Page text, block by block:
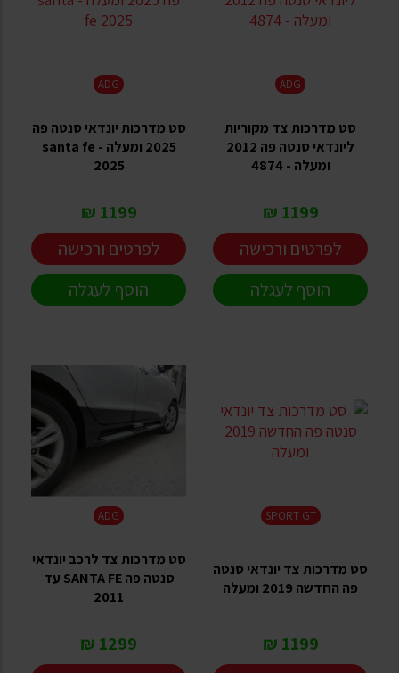
ADG
סט מדרכות צד מקוריות
ליונדאי סנטה פה 2012
ומעלה - 4874
1199 ₪
לפרטים ורכישה
הוסף לעגלה
ADG
סט מדרכות יונדאי סנטה פה
2025 ומעלה - santa fe
2025
1199 ₪
לפרטים ורכישה
הוסף לעגלה
SPORT GT
סט מדרכות צד יונדאי סנטה
פה החדשה 2019 ומעלה
1199 ₪
ADG
סט מדרכות צד לרכב יונדאי
סנטה פה SANTA FE עד
2011
1299 ₪